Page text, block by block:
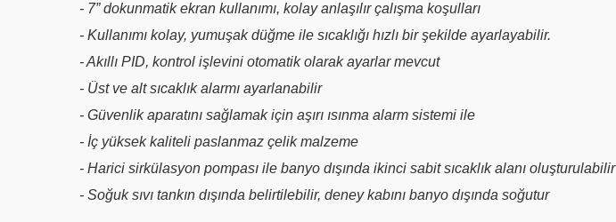
- 7” dokunmatik ekran kullanımı, kolay anlaşılır çalışma koşulları
- Kullanımı kolay, yumuşak düğme ile sıcaklığı hızlı bir şekilde ayarlayabilir.
- Akıllı PID, kontrol işlevini otomatik olarak ayarlar mevcut
- Üst ve alt sıcaklık alarmı ayarlanabilir
- Güvenlik aparatını sağlamak için aşırı ısınma alarm sistemi ile
- İç yüksek kaliteli paslanmaz çelik malzeme
- Harici sirkülasyon pompası ile banyo dışında ikinci sabit sıcaklık alanı oluşturulabilir
- Soğuk sıvı tankın dışında belirtilebilir, deney kabını banyo dışında soğutur